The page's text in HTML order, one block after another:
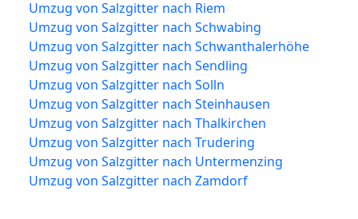
Umzug von Salzgitter nach Riem
Umzug von Salzgitter nach Schwabing
Umzug von Salzgitter nach Schwanthalerhöhe
Umzug von Salzgitter nach Sendling
Umzug von Salzgitter nach Solln
Umzug von Salzgitter nach Steinhausen
Umzug von Salzgitter nach Thalkirchen
Umzug von Salzgitter nach Trudering
Umzug von Salzgitter nach Untermenzing
Umzug von Salzgitter nach Zamdorf